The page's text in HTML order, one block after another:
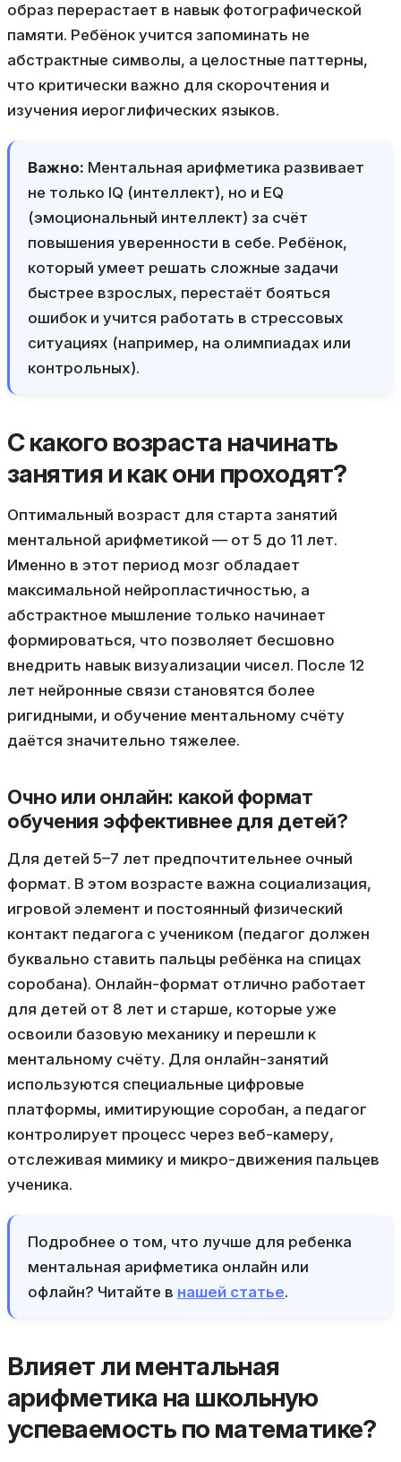
образ перерастает в навык фотографической
памяти. Ребёнок учится запоминать не
абстрактные символы, а целостные паттерны,
что критически важно для скорочтения и
изучения иероглифических языков.
Важно: Ментальная арифметика развивает
не только IQ (интеллект), но и EQ
(эмоциональный интеллект) за счёт
повышения уверенности в себе. Ребёнок,
который умеет решать сложные задачи
быстрее взрослых, перестаёт бояться
ошибок и учится работать в стрессовых
ситуациях (например, на олимпиадах или
контрольных).
С какого возраста начинать
занятия и как они проходят?
Оптимальный возраст для старта занятий
ментальной арифметикой — от 5 до 11 лет.
Именно в этот период мозг обладает
максимальной нейропластичностью, а
абстрактное мышление только начинает
формироваться, что позволяет бесшовно
внедрить навык визуализации чисел. После 12
лет нейронные связи становятся более
ригидными, и обучение ментальному счёту
даётся значительно тяжелее.
Очно или онлайн: какой формат
обучения эффективнее для детей?
Для детей 5–7 лет предпочтительнее очный
формат. В этом возрасте важна социализация,
игровой элемент и постоянный физический
контакт педагога с учеником (педагог должен
буквально ставить пальцы ребёнка на спицах
соробана). Онлайн-формат отлично работает
для детей от 8 лет и старше, которые уже
освоили базовую механику и перешли к
ментальному счёту. Для онлайн-занятий
используются специальные цифровые
платформы, имитирующие соробан, а педагог
контролирует процесс через веб-камеру,
отслеживая мимику и микро-движения пальцев
ученика.
Подробнее о том, что лучше для ребенка
ментальная арифметика онлайн или
офлайн? Читайте в нашей статье.
Влияет ли ментальная
арифметика на школьную
успеваемость по математике?